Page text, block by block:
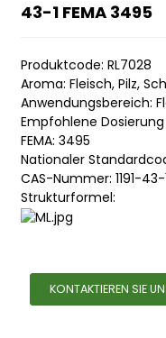
43-1 FEMA 3495
Produktcode: RL7028
Aroma: Fleisch, Pilz,
Anwendungsbereich:
Empfohlene
FEMA: 3495
Nationaler
CAS-Nummer: 1191-43-
Strukturformel:
KONTAKTIEREN SIE